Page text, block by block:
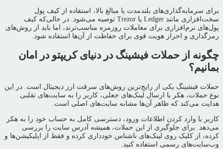
برای سرمایه‌گذاری‌های بلندمدت یا مبالغ بالا، استفاده از کیف پول
سخت‌افزاری مانند Ledger یا Trezor توصیه می‌شود. در حالی‌که کیف
پول‌های نرم‌افزاری برای معاملات روزمره مناسب‌ترند، اما باید از روش‌های
رمزگذاری و احراز هویت قوی برای حفاظت از آن‌ها استفاده شود.
چگونه از حملات فیشینگ در دنیای کریپتو در امان
بمانیم؟
حملات فیشینگ یکی از رایج‌ترین روش‌های سرقت ارز دیجیتال است. در این
نوع حملات، هکر با ارسال لینک‌های جعلی، کاربر را به سایت‌های تقلبی
هدایت می‌کند که ظاهر آن‌ها مشابه سایت‌های اصلی است.
کاربر با وارد کردن اطلاعات ورود، دسترسی کامل به حساب خود را به هکر
می‌دهد. برای جلوگیری از این حملات، همیشه آدرس سایت را بررسی
کرده، از کلیک روی لینک‌های ناشناس خودداری کرده و فقط از اپلیکیشن‌ها و
وب‌سایت‌های رسمی استفاده کنید.